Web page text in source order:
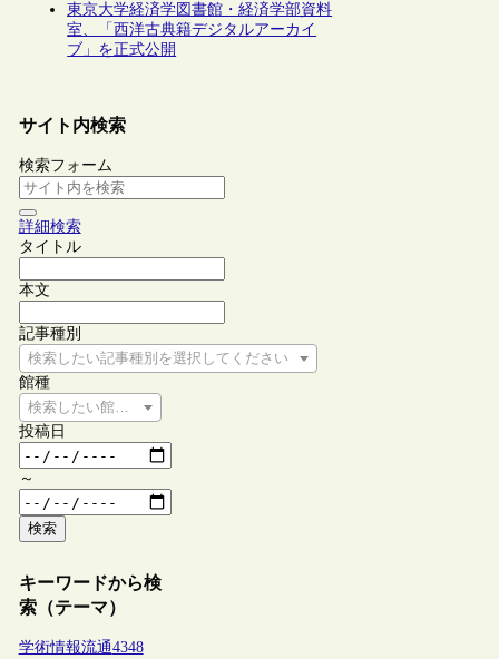
東京大学経済学図書館・経済学部資料
室、「西洋古典籍デジタルアーカイ
ブ」を正式公開
サイト内検索
検索フォーム
詳細検索
タイトル
本文
記事種別
検索したい記事種別を選択してください
館種
検索したい館種を選択してください
投稿日
～
検索
キーワードから検
索（テーマ）
学術情報流通4348